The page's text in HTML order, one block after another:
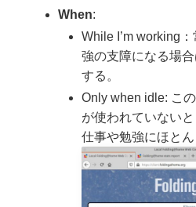
When:
While I’m working
強の支障になる場
する。
Only when idle: こ
が使われていない
仕事や勉強にほとん